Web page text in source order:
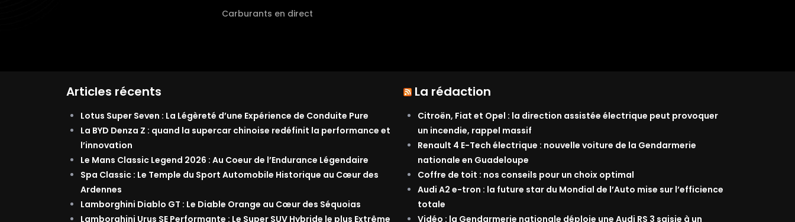
Carburants en direct
Articles récents
Lotus Super Seven : La Légèreté d’une Expérience de Conduite Pure
La BYD Denza Z : quand la supercar chinoise redéfinit la performance et
l’innovation
Le Mans Classic Legend 2026 : Au Coeur de l’Endurance Légendaire
Spa Classic : Le Temple du Sport Automobile Historique au Cœur des
Ardennes
Lamborghini Diablo GT : Le Diable Orange au Cœur des Séquoias
Lamborghini Urus SE Performante : Le Super SUV Hybride le plus Extrême
La rédaction
Citroën, Fiat et Opel : la direction assistée électrique peut provoquer
un incendie, rappel massif
Renault 4 E-Tech électrique : nouvelle voiture de la Gendarmerie
nationale en Guadeloupe
Coffre de toit : nos conseils pour un choix optimal
Audi A2 e-tron : la future star du Mondial de l’Auto mise sur l’efficience
totale
Vidéo : la Gendarmerie nationale déploie une Audi RS 3 saisie à un